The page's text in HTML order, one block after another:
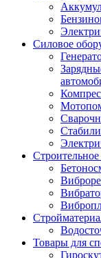
Силовое
Товары для